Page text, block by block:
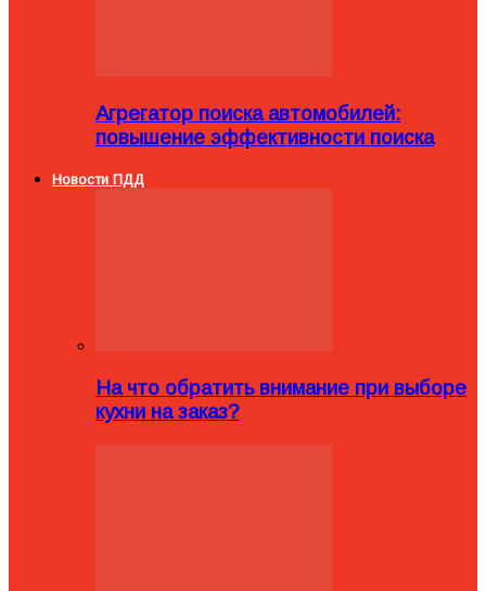
Агрегатор поиска автомобилей:
повышение эффективности поиска
Новости ПДД
На что обратить внимание при выборе
кухни на заказ?